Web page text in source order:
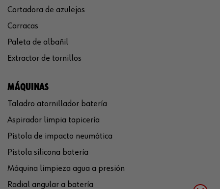
Cortadora de azulejos
Carracas
Paleta de albañil
Extractor de tornillos
MÁQUINAS
Taladro atornillador batería
Aspirador limpia tapicería
Pistola de impacto neumática
Pistola silicona batería
Máquina limpieza agua a presión
Radial angular a batería